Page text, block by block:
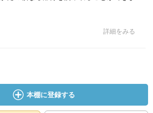
詳細をみる
本棚に登録する